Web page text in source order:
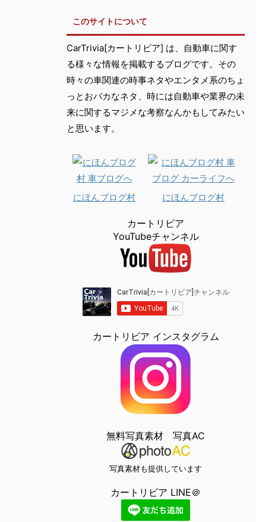
このサイトについて
CarTrivia[カートリビア] は、自動車に関す
る様々な情報を掲載するブログです。その
時々の車関連の時事ネタやエンタメ系のちょ
っとおバカなネタ、時には自動車や業界の未
来に関するマジメな考察なんかもしてみたい
と思います。
にほんブログ村 にほんブログ村
カートリビア
YouTubeチャンネル
カートリビア インスタグラム
無料写真素材 写真AC
写真素材も提供しています
カートリビア LINE＠